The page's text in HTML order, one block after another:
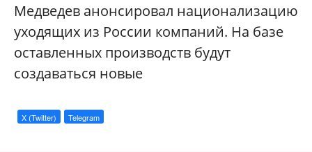
Медведев анонсировал национализацию
уходящих из России компаний. На базе
оставленных производств будут
создаваться новые
X (Twitter) Telegram